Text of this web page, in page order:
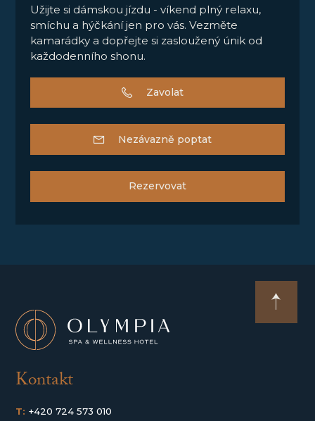
Užijte si dámskou jízdu - víkend plný relaxu,
smíchu a hýčkání jen pro vás. Vezměte
kamarádky a dopřejte si zasloužený únik od
každodenního shonu.
Zavolat
Nezávazně poptat
Rezervovat
Kontakt
T: +420 724 573 010